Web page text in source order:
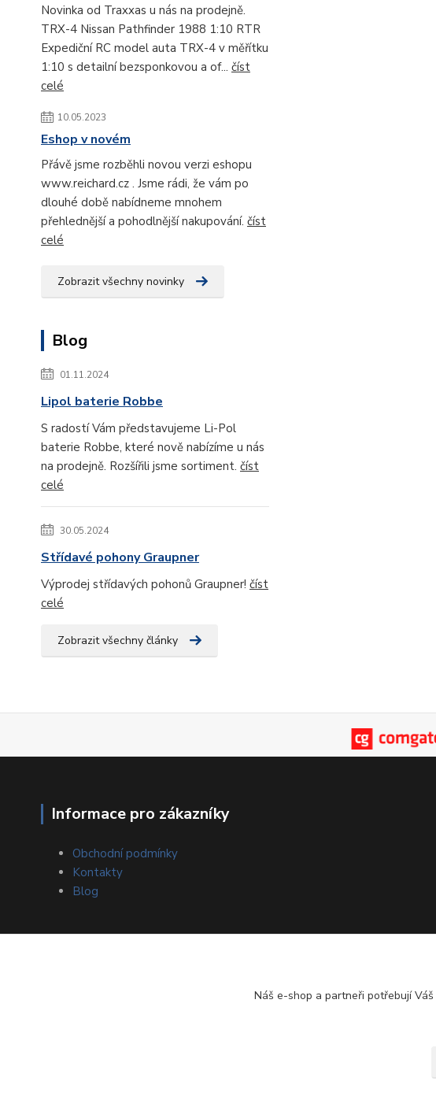
Novinka od Traxxas u nás na prodejně.
TRX-4 Nissan Pathfinder 1988 1:10 RTR
Expediční RC model auta TRX-4 v měřítku
1:10 s detailní bezsponkovou a of... číst
celé
10.05.2023
Eshop v novém
Přávě jsme rozběhli novou verzi eshopu
www.reichard.cz . Jsme rádi, že vám po
dlouhé době nabídneme mnohem
přehlednější a pohodlnější nakupování. číst
celé
Zobrazit všechny novinky
Blog
01.11.2024
Lipol baterie Robbe
S radostí Vám představujeme Li-Pol
baterie Robbe, které nově nabízíme u nás
na prodejně. Rozšířili jsme sortiment. číst
celé
30.05.2024
Střídavé pohony Graupner
Výprodej střídavých pohonů Graupner! číst
celé
Zobrazit všechny články
Informace pro zákazníky
Obchodní podmínky
Kontakty
Blog
Náš e-shop a partneři potřebují Váš